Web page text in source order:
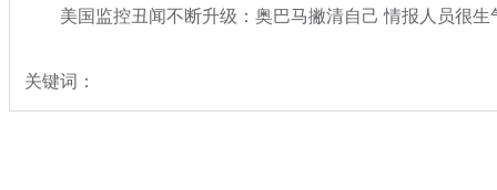
美国监控丑闻不断升级：奥巴马撇清自己 情报人员很生
关键词：